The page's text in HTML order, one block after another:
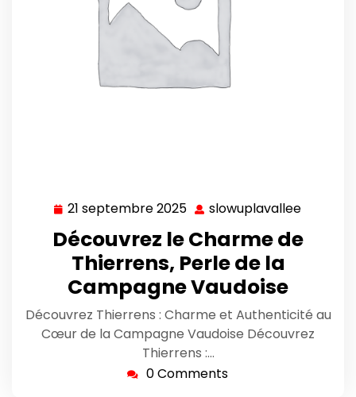
21 septembre 2025 21
septembre
2025
slowuplavallee
Découvrez le Charme de
Thierrens, Perle de la
Campagne Vaudoise
Découvrez Thierrens : Charme et Authenticité au
Cœur de la Campagne Vaudoise Découvrez
Thierrens :…
0 Comments